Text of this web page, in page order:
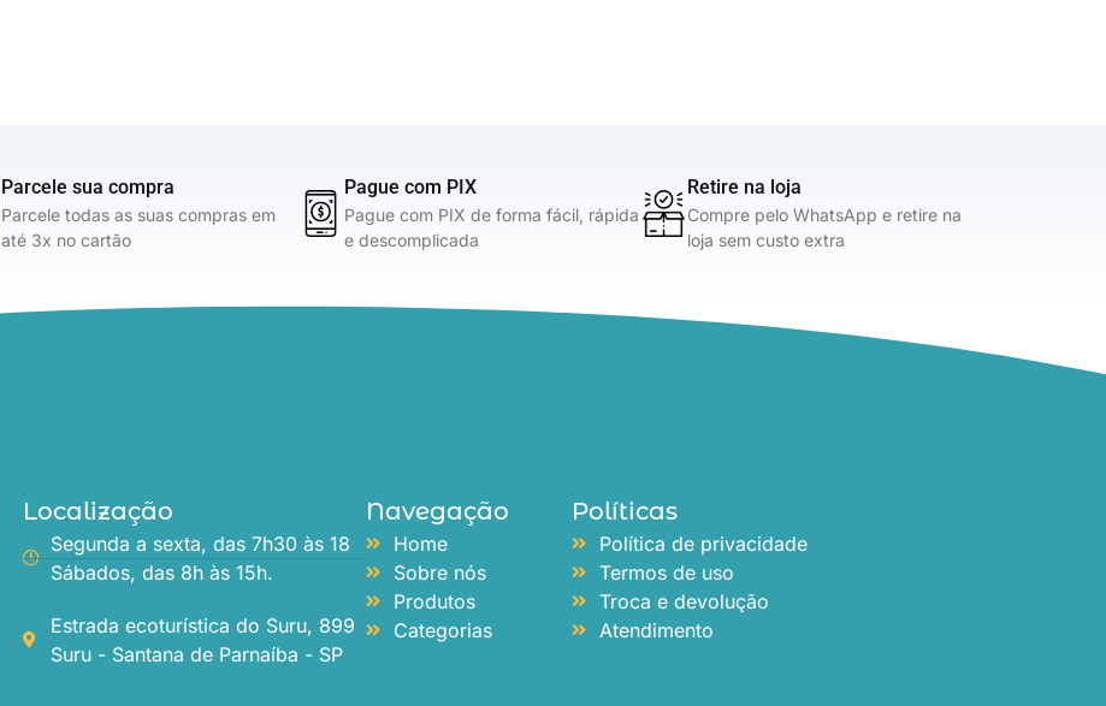
Parcele sua compra
Parcele todas as suas compras em
até 3x no cartão
Pague com PIX
Pague com PIX de forma fácil, rápida
e descomplicada
Retire na loja
Compre pelo WhatsApp e retire na
loja sem custo extra
Localização
Segunda a sexta, das 7h30 às 18
Sábados, das 8h às 15h.
Estrada ecoturística do Suru, 899
Suru - Santana de Parnaíba - SP
Navegação
Home
Sobre nós
Produtos
Categorias
Políticas
Política de privacidade
Termos de uso
Troca e devolução
Atendimento